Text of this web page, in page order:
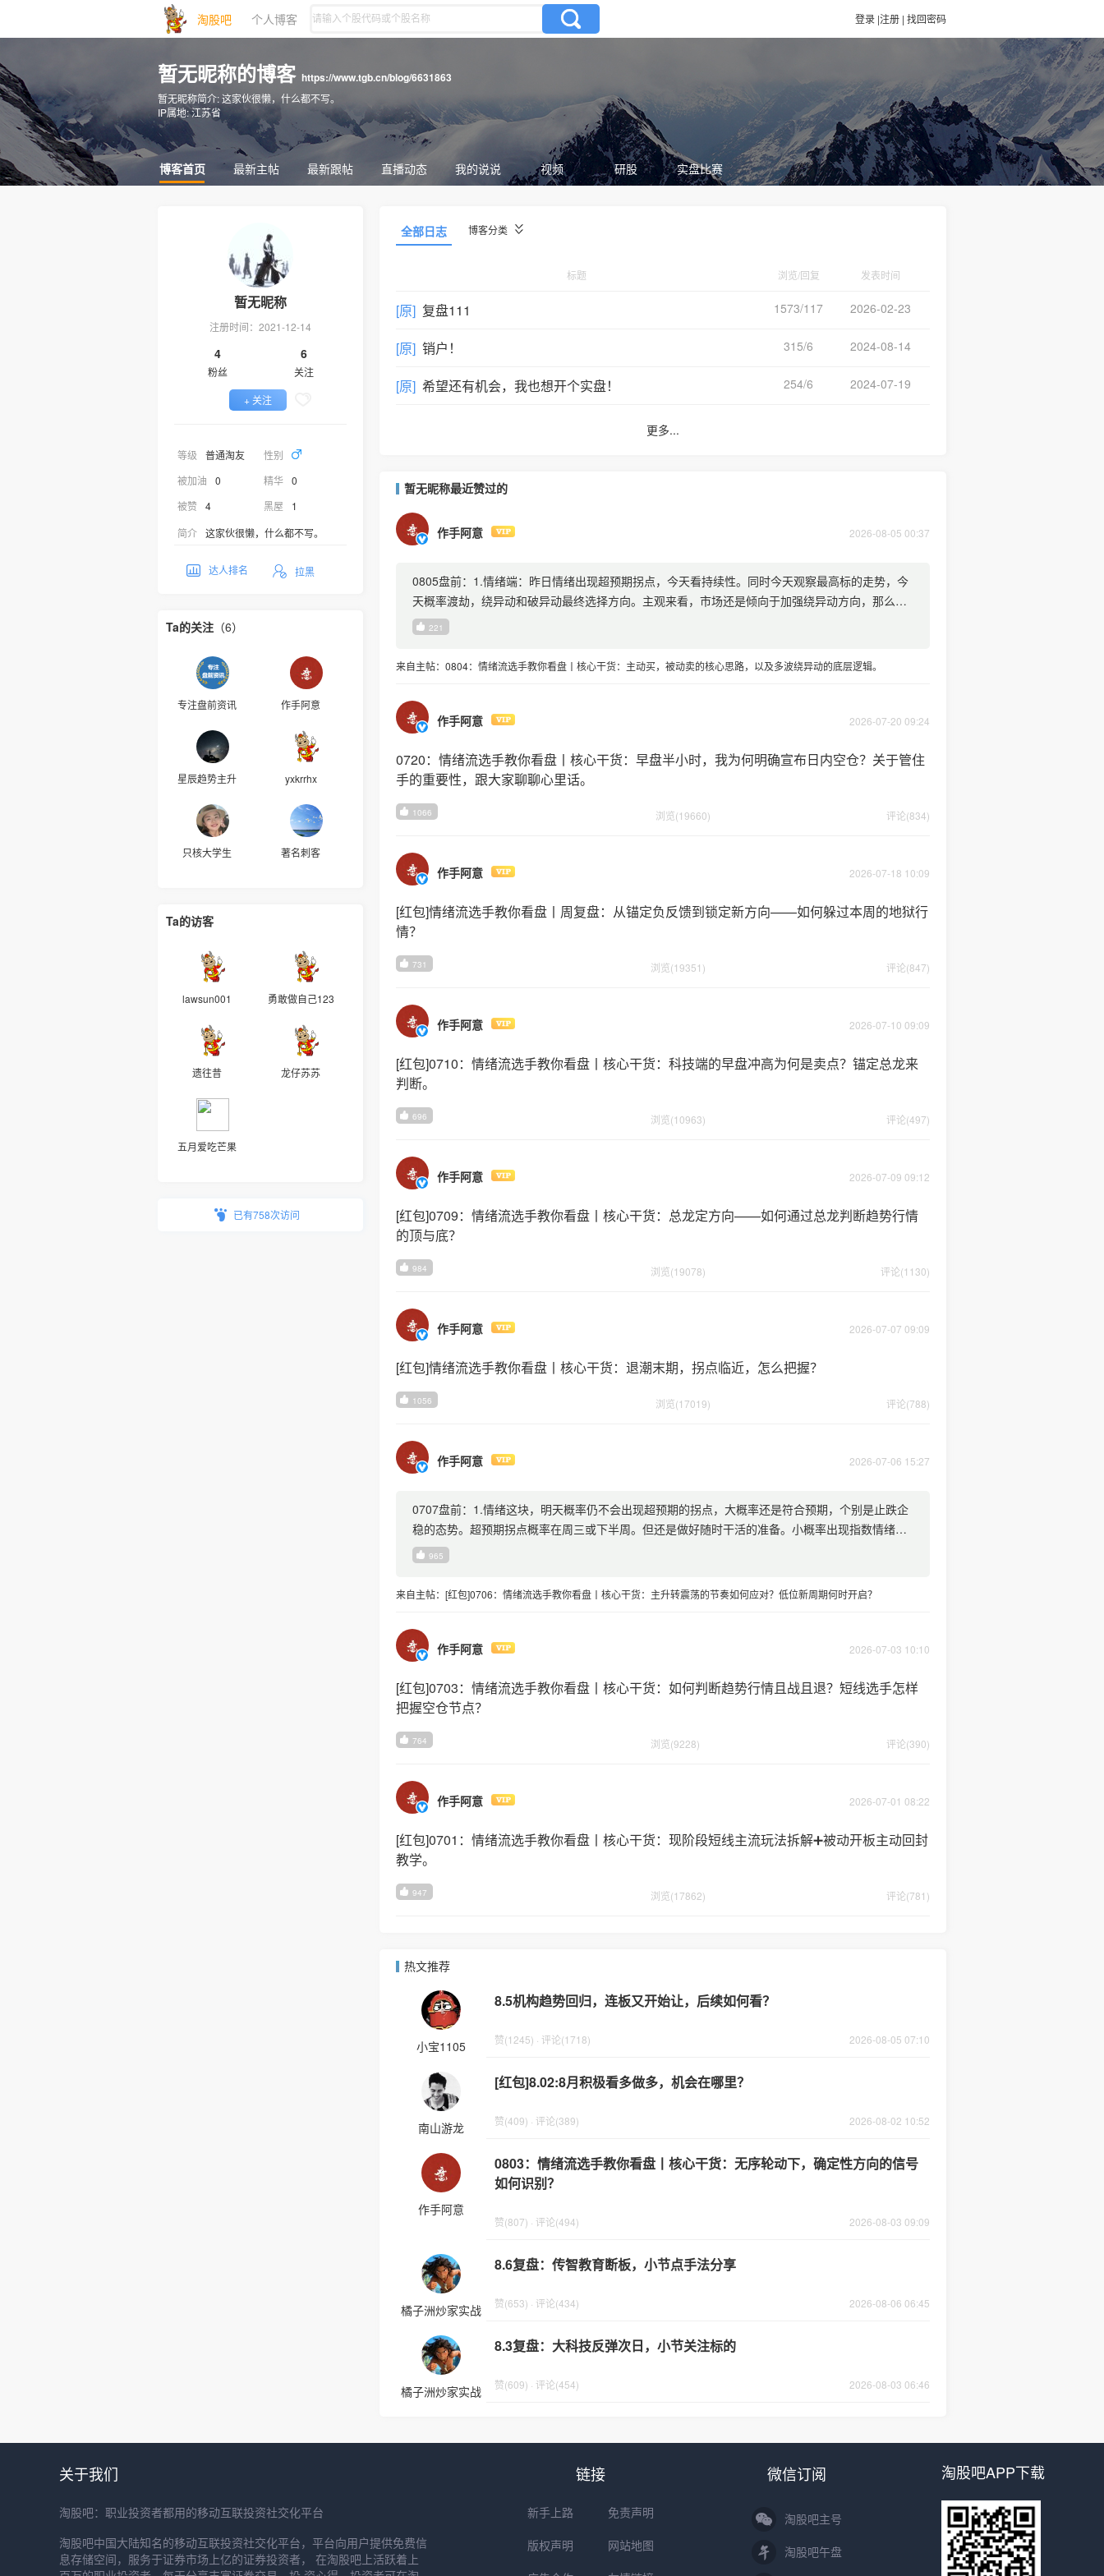
淘股吧 个人博客 登录 |注册 | 找回密码
暂无昵称的博客 https://www.tgb.cn/blog/6631863
暂无昵称简介:这家伙很懒，什么都不写。
IP属地:江苏省
博客首页 最新主帖 最新跟帖 直播动态 我的说说 视频 研股 实盘比赛
暂无昵称
注册时间：2021-12-14
4
粉丝
6
关注
+ 关注
等级 普通淘友
性别
被加油
0 精华 0
被赞 4 黑屋
1
简介 这家伙很懒，什么都不写。
达人排名 拉黑
Ta的关注 （6）
专注盘前资讯 作手阿意
星辰趋势主升 yxkrrhx
只核大学生 著名刺客
Ta的访客
lawsun001 勇敢做自己123
遗往昔 龙仔苏苏
五月爱吃芒果
已有758次访问
全部日志 博客分类
标题 浏览/回复 发表时间
[原] 复盘111 1573/117 2026-02-23
[原] 销户！ 315/6 2024-08-14
[原] 希望还有机会，我也想开个实盘！ 254/6 2024-07-19
更多...
暂无昵称最近赞过的
作手阿意 2026-08-05 00:37
0805盘前：1.情绪端：昨日情绪出现超预期拐点，今天看持续性。同时今天观察最高标的走势，今
天概率渡劫，绕异动和破异动最终选择方向。主观来看，市场还是倾向于加强绕异动方向，那么就
看最高标延续高开后绕异
221
来自主帖：0804：情绪流选手教你看盘丨核心干货：主动买，被动卖的核心思路，以及多波绕异动的底层逻辑。
作手阿意 2026-07-20 09:24
0720：情绪流选手教你看盘丨核心干货：早盘半小时，我为何明确宣布日内空仓？关于管住
手的重要性，跟大家聊聊心里话。
1066 浏览(19660) 评论(834)
作手阿意 2026-07-18 10:09
[红包]情绪流选手教你看盘丨周复盘：从锚定负反馈到锁定新方向——如何躲过本周的地狱行
情？
731 浏览(19351) 评论(847)
作手阿意 2026-07-10 09:09
[红包]0710：情绪流选手教你看盘丨核心干货：科技端的早盘冲高为何是卖点？锚定总龙来
判断。
696 浏览(10963) 评论(497)
作手阿意 2026-07-09 09:12
[红包]0709：情绪流选手教你看盘丨核心干货：总龙定方向——如何通过总龙判断趋势行情
的顶与底？
984 浏览(19078) 评论(1130)
作手阿意 2026-07-07 09:09
[红包]情绪流选手教你看盘丨核心干货：退潮末期，拐点临近，怎么把握？
1056 浏览(17019) 评论(788)
作手阿意 2026-07-06 15:27
0707盘前：1.情绪这块，明天概率仍不会出现超预期的拐点，大概率还是符合预期，个别是止跌企
稳的态势。超预期拐点概率在周三或下半周。但还是做好随时干活的准备。小概率出现指数情绪共
振走强的节点。2.科技
965
来自主帖：[红包]0706：情绪流选手教你看盘丨核心干货：主升转震荡的节奏如何应对？低位新周期何时开启？
作手阿意 2026-07-03 10:10
[红包]0703：情绪流选手教你看盘丨核心干货：如何判断趋势行情且战且退？短线选手怎样
把握空仓节点？
764 浏览(9228) 评论(390)
作手阿意 2026-07-01 08:22
[红包]0701：情绪流选手教你看盘丨核心干货：现阶段短线主流玩法拆解➕被动开板主动回封
教学。
947 浏览(17862) 评论(781)
热文推荐
小宝1105
8.5机构趋势回归，连板又开始让，后续如何看？
赞(1245) · 评论(1718) 2026-08-05 07:10
南山游龙
[红包]8.02:8月积极看多做多，机会在哪里？
赞(409) · 评论(389) 2026-08-02 10:52
作手阿意
0803：情绪流选手教你看盘丨核心干货：无序轮动下，确定性方向的信号
如何识别？
赞(807) · 评论(494) 2026-08-03 09:09
橘子洲炒家实战
8.6复盘：传智教育断板，小节点手法分享
赞(653) · 评论(434) 2026-08-06 06:45
橘子洲炒家实战
8.3复盘：大科技反弹次日，小节关注标的
赞(609) · 评论(454) 2026-08-03 06:46
关于我们
淘股吧：职业投资者都用的移动互联投资社交化平台
淘股吧中国大陆知名的移动互联投资社交化平台，平台向用户提供免费信
息存储空间，服务于证券市场上亿的证券投资者， 在淘股吧上活跃着上
链接
新手上路 免责声明
版权声明 网站地图
微信订阅
淘股吧主号
淘股吧午盘
淘股吧APP下载